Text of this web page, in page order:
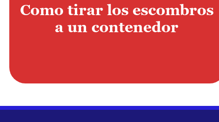
Como tirar los escombros
a un contenedor